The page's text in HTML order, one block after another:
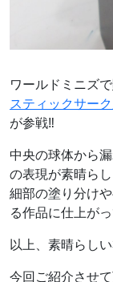
ワールドミニズ
スティックサー
が参戦‼
中央の球体から
の表現が素晴ら
細部の塗り分け
る作品に仕上が
以上、素晴らし
今回ご紹介させ